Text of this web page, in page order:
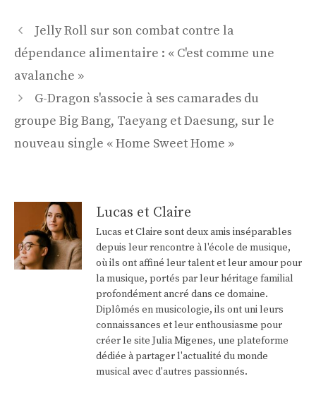
Navigation
des
articles
Jelly Roll sur son combat contre la
dépendance alimentaire : « C'est comme une
avalanche »
G-Dragon s'associe à ses camarades du
groupe Big Bang, Taeyang et Daesung, sur le
nouveau single « Home Sweet Home »
Lucas et Claire
Lucas et Claire sont deux amis inséparables
depuis leur rencontre à l'école de musique,
où ils ont affiné leur talent et leur amour pour
la musique, portés par leur héritage familial
profondément ancré dans ce domaine.
Diplômés en musicologie, ils ont uni leurs
connaissances et leur enthousiasme pour
créer le site Julia Migenes, une plateforme
dédiée à partager l'actualité du monde
musical avec d'autres passionnés.